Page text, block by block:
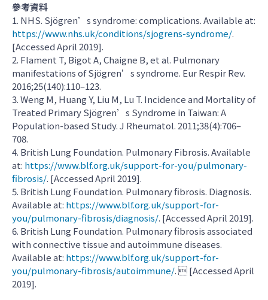
參考資料
1. NHS. Sjögren’s syndrome: complications. Available at:
https://www.nhs.uk/conditions/sjogrens-syndrome/.
[Accessed April 2019].
2. Flament T, Bigot A, Chaigne B, et al. Pulmonary
manifestations of Sjögren’s syndrome. Eur Respir Rev.
2016;25(140):110–123.
3. Weng M, Huang Y, Liu M, Lu T. Incidence and Mortality of
Treated Primary Sjögren’s Syndrome in Taiwan: A
Population-based Study. J Rheumatol. 2011;38(4):706–
708.
4. British Lung Foundation. Pulmonary Fibrosis. Available
at: https://www.blf.org.uk/support-for-you/pulmonary-
fibrosis/. [Accessed April 2019].
5. British Lung Foundation. Pulmonary fibrosis. Diagnosis.
Available at: https://www.blf.org.uk/support-for-
you/pulmonary-fibrosis/diagnosis/. [Accessed April 2019].
6. British Lung Foundation. Pulmonary fibrosis associated
with connective tissue and autoimmune diseases.
Available at: https://www.blf.org.uk/support-for-
you/pulmonary-fibrosis/autoimmune/.  [Accessed April
2019].